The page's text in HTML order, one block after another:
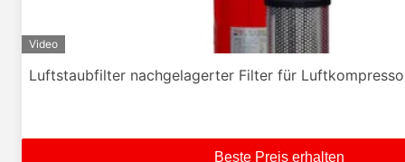
Video
Luftstaubfilter nachgelagerter Filter für
Beste Preis erhalten